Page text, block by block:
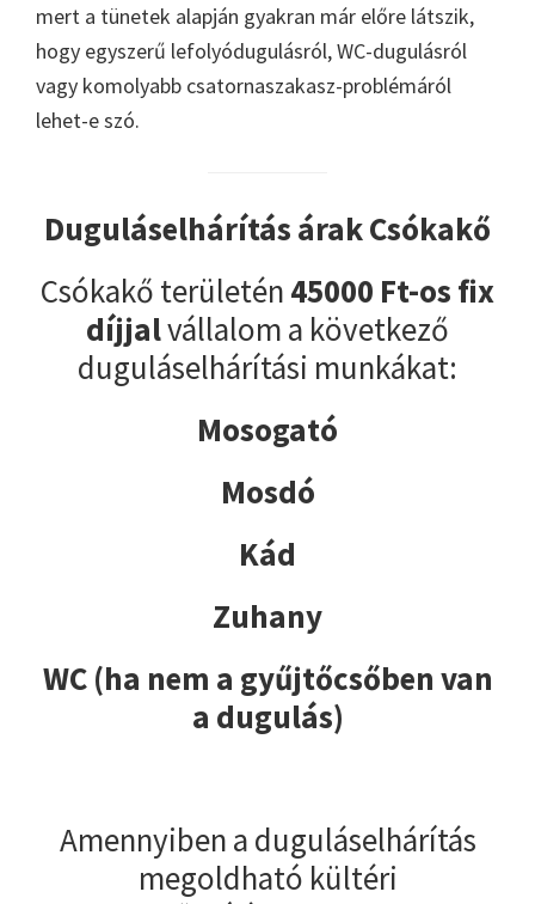
mert a tünetek alapján gyakran már előre látszik,
hogy egyszerű lefolyódugulásról, WC-dugulásról
vagy komolyabb csatornaszakasz-problémáról
lehet-e szó.
Duguláselhárítás árak Csókakő
Csókakő területén 45000 Ft-os fix
díjjalvállalom a következő
duguláselhárítási munkákat:
Mosogató
Mosdó
Kád
Zuhany
WC (ha nem a gyűjtőcsőben van
a dugulás)
Amennyiben a duguláselhárítás
megoldható kültéri